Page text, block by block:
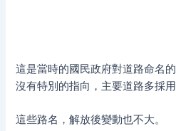
這是當時的國民政府對道路命名
沒有特別的指向，主要道路多採用
這些路名，解放後變動也不大。